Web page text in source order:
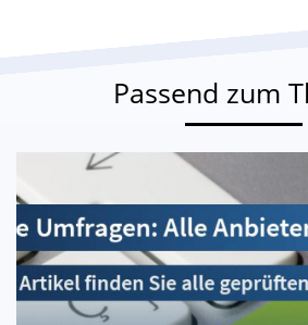
Passend zum